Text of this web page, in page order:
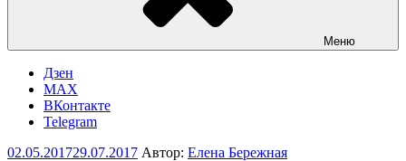
Меню
Дзен
MAX
ВКонтакте
Telegram
Опубликовано
02.05.201729.07.2017 Автор: Елена Бережная